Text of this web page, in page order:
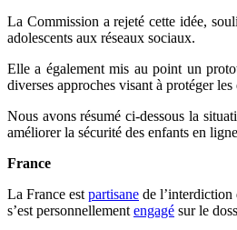
La Commission a rejeté cette idée,
adolescents aux réseaux sociaux.
Elle a également mis au point un
diverses approches visant à protéger
Nous avons résumé ci-dessous la
améliorer la sécurité des enfants en
France
La France est partisane de l’interdiction
s’est personnellement engagé sur le